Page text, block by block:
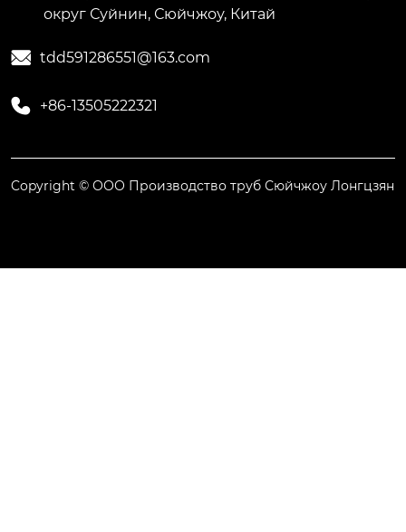
округ Суйнин, Сюйчжоу, Китай
 tdd591286551@163.com
 +86-13505222321
Copyright © ООО Производство труб Сюйчжоу Лонгцзян